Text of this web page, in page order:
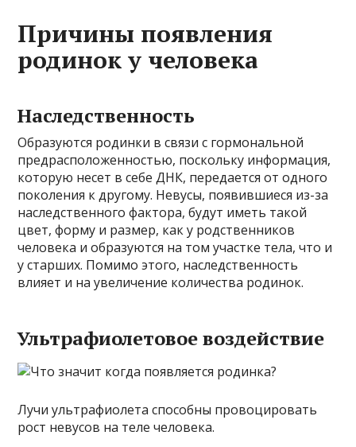
Причины появления
родинок у человека
Наследственность
Образуются родинки в связи с гормональной
предрасположенностью, поскольку информация,
которую несет в себе ДНК, передается от одного
поколения к другому. Невусы, появившиеся из-за
наследственного фактора, будут иметь такой
цвет, форму и размер, как у родственников
человека и образуются на том участке тела, что и
у старших. Помимо этого, наследственность
влияет и на увеличение количества родинок.
Ультрафиолетовое воздействие
Лучи ультрафиолета способны провоцировать
рост невусов на теле человека.